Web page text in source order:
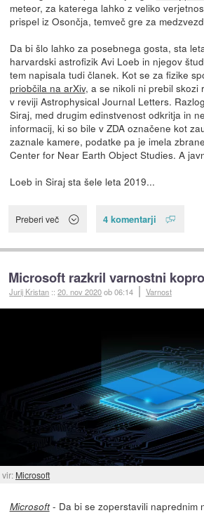
meteor, za katerega lahko z veliko
prispel iz Osončja, temveč gre za
Da bi šlo lahko za posebnega gosta, sta
harvardski astrofizik Avi Loeb in njegov
tem napisala tudi članek. Kot se za fizike
priobčila na arXiv, a se nikoli ni prebil skozi
v reviji Astrophysical Journal Letters.
Siraj, med drugim edinstvenost odkritja in
informacij, ki so bile v ZDA označene kot
zaznale kamere, podatke pa je imela
Center for Near Earth Object Studies. A
Loeb in Siraj sta šele leta 2019...
Preberi več 4 komentarji
Microsoft razkril varnostni
Jurij Kristan ::20. nov 2020ob 06:14 Varnost
vir: Microsoft
Microsoft- Da bi se zoperstavili naprednim